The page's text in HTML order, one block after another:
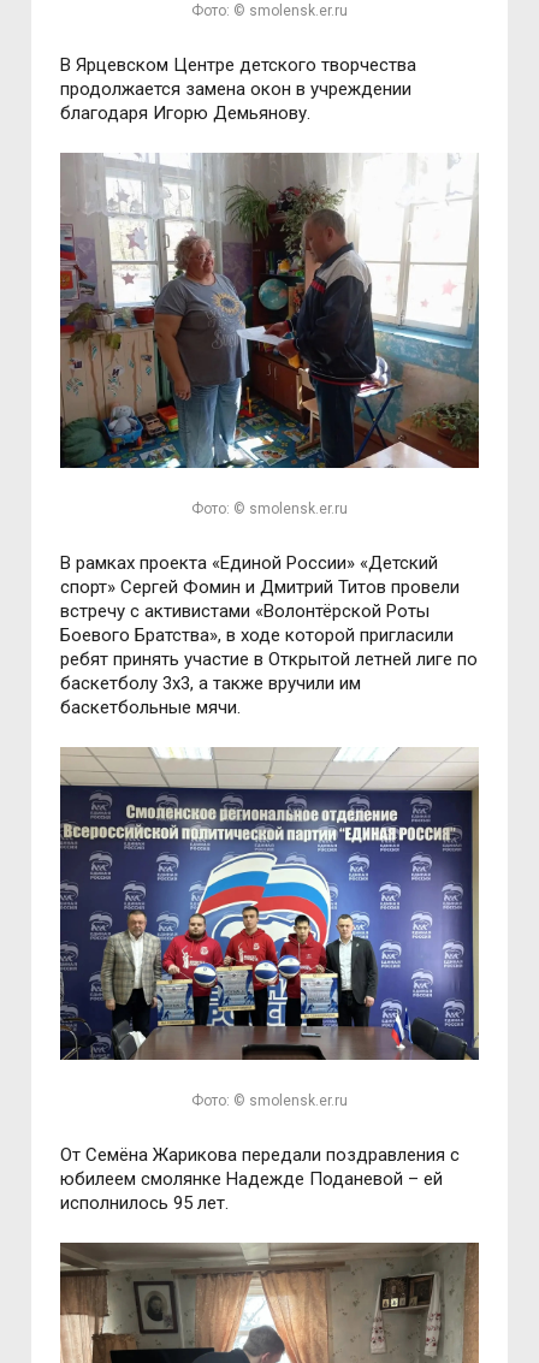
Фото: © smolensk.er.ru
В Ярцевском Центре детского творчества
продолжается замена окон в учреждении
благодаря Игорю Демьянову.
Фото: © smolensk.er.ru
В рамках проекта «Единой России» «Детский
спорт» Сергей Фомин и Дмитрий Титов провели
встречу с активистами «Волонтёрской Роты
Боевого Братства», в ходе которой пригласили
ребят принять участие в Открытой летней лиге по
баскетболу 3х3, а также вручили им
баскетбольные мячи.
Фото: © smolensk.er.ru
От Семёна Жарикова передали поздравления с
юбилеем смолянке Надежде Поданевой – ей
исполнилось 95 лет.